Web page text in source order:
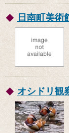
日南町美術
オシドリ観